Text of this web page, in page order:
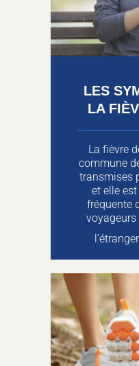
LES
LA
La fièvre
commune
transmises
et elle
fréquente
voyageurs
l’étranger.